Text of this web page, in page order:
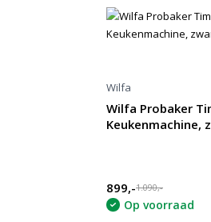
Wilfa
Wilfa Probaker
Keukenmachine,
899,-1.090,-
Op voorraad